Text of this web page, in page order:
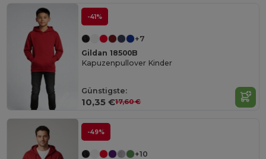
-41%
+7
Gildan 18500B
Kapuzenpullover Kinder
Günstigste:
10,35 €17,60 €
-49%
+10